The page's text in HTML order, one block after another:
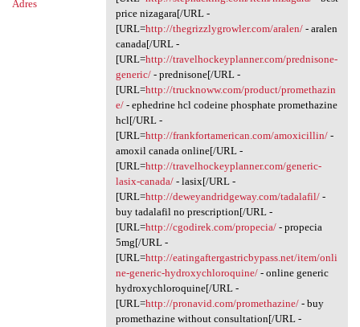
Adres
price nizagara[/URL -
[URL=http://thegrizzlygrowler.com/aralen/- aralen
canada[/URL -
[URL=http://travelhockeyplanner.com/prednisone-
generic/- prednisone[/URL -
[URL=http://trucknoww.com/product/promethazin
e/- ephedrine hcl codeine phosphate promethazine
hcl[/URL -
[URL=http://frankfortamerican.com/amoxicillin/-
amoxil canada online[/URL -
[URL=http://travelhockeyplanner.com/generic-
lasix-canada/- lasix[/URL -
[URL=http://deweyandridgeway.com/tadalafil/-
buy tadalafil no prescription[/URL -
[URL=http://cgodirek.com/propecia/- propecia
5mg[/URL -
[URL=http://eatingaftergastricbypass.net/item/onli
ne-generic-hydroxychloroquine/- online generic
hydroxychloroquine[/URL -
[URL=http://pronavid.com/promethazine/- buy
promethazine without consultation[/URL -